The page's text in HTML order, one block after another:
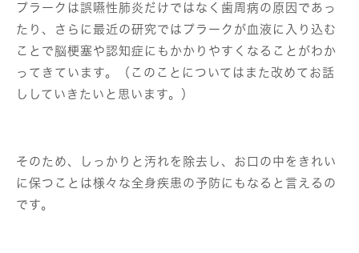
プラークは誤嚥性肺炎だけではなく歯周病の原因であっ
たり、さらに最近の研究ではプラークが血液に入り込む
ことで脳梗塞や認知症にもかかりやすくなることがわか
ってきています。（このことについてはまた改めてお話
ししていきたいと思います。）
そのため、しっかりと汚れを除去し、お口の中をきれい
に保つことは様々な全身疾患の予防にもなると言えるの
です。